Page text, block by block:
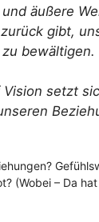
äußere
gibt,
bewältigen.
setzt
(Wobei – Da